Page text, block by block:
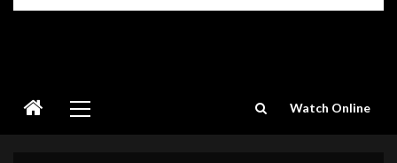
Menu
Watch Online